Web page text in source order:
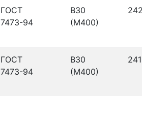
ГОСТ
7473-94
В30
(М400)
ГОСТ
7473-94
В30
(М400)